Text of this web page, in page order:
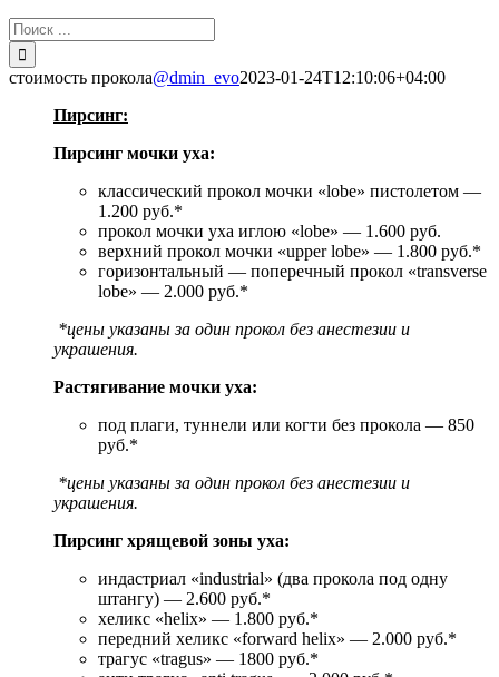
Результат
поиска:
стоимость прокола@dmin_evo2023-01-24T12:10:06+04:00
Пирсинг:
Пирсинг мочки уха:
классический прокол мочки «lobe» пистолетом —
1.200 руб.*
прокол мочки уха иглою «lobe» — 1.600 руб.
верхний прокол мочки «upper lobe» — 1.800 руб.*
горизонтальный — поперечный прокол «transverse
lobe» — 2.000 руб.*
*цены указаны за один прокол без анестезии и
украшения.
Растягивание мочки уха:
под плаги, туннели или когти без прокола — 850
руб.*
*цены указаны за один прокол без анестезии и
украшения.
Пирсинг хрящевой зоны уха:
индастриал «industrial» (два прокола под одну
штангу) — 2.600 руб.*
хеликс «helix» — 1.800 руб.*
передний хеликс «forward helix» — 2.000 руб.*
трагус «tragus» — 1800 руб.*